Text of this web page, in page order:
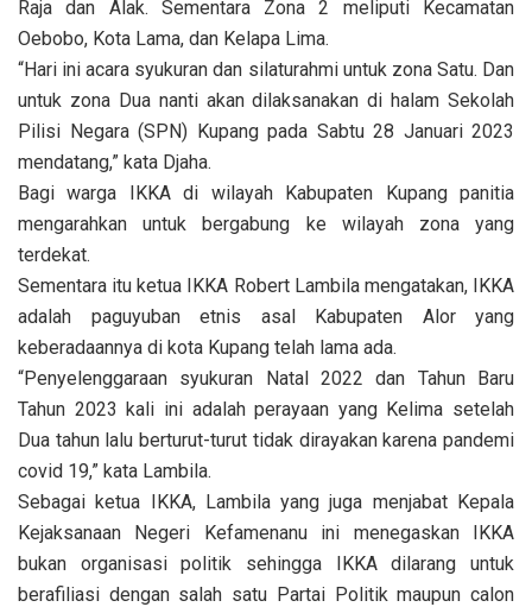
Raja dan Alak. Sementara Zona 2 meliputi Kecamatan
Oebobo, Kota Lama, dan Kelapa Lima.
“Hari ini acara syukuran dan silaturahmi untuk zona Satu. Dan
untuk zona Dua nanti akan dilaksanakan di halam Sekolah
Pilisi Negara (SPN) Kupang pada Sabtu 28 Januari 2023
mendatang,” kata Djaha.
Bagi warga IKKA di wilayah Kabupaten Kupang panitia
mengarahkan untuk bergabung ke wilayah zona yang
terdekat.
Sementara itu ketua IKKA Robert Lambila mengatakan, IKKA
adalah paguyuban etnis asal Kabupaten Alor yang
keberadaannya di kota Kupang telah lama ada.
“Penyelenggaraan syukuran Natal 2022 dan Tahun Baru
Tahun 2023 kali ini adalah perayaan yang Kelima setelah
Dua tahun lalu berturut-turut tidak dirayakan karena pandemi
covid 19,” kata Lambila.
Sebagai ketua IKKA, Lambila yang juga menjabat Kepala
Kejaksanaan Negeri Kefamenanu ini menegaskan IKKA
bukan organisasi politik sehingga IKKA dilarang untuk
berafiliasi dengan salah satu Partai Politik maupun calon